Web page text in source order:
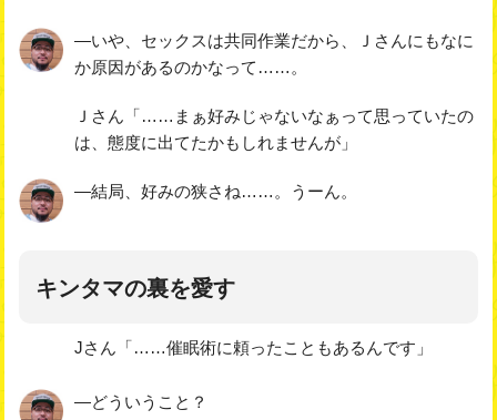
―いや、セックスは共同作業だから、Ｊさんにもなに
か原因があるのかなって……。
Ｊさん「……まぁ好みじゃないなぁって思っていたの
は、態度に出てたかもしれませんが」
―結局、好みの狭さね……。うーん。
キンタマの裏を愛す
Jさん「……催眠術に頼ったこともあるんです」
―どういうこと？